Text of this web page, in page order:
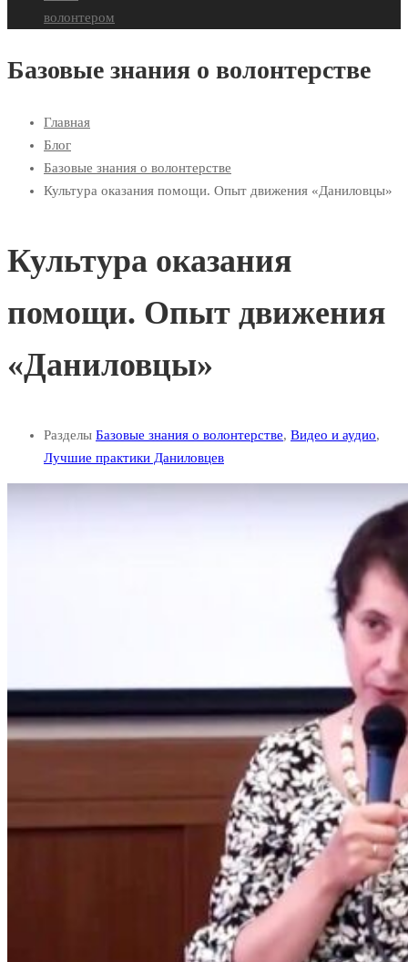
волонтером
Базовые знания о волонтерстве
Главная
Блог
Базовые знания о волонтерстве
Культура оказания помощи. Опыт движения «Даниловцы»
Культура оказания
помощи. Опыт движения
«Даниловцы»
Разделы Базовые знания о волонтерстве, Видео и аудио,
Лучшие практики Даниловцев